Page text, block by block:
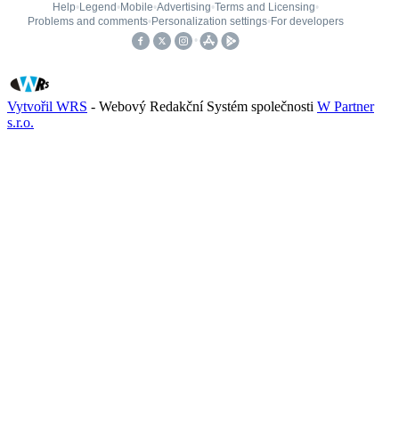
Vytvořil WRS - Webový Redakční Systém společnosti W Partner
s.r.o.